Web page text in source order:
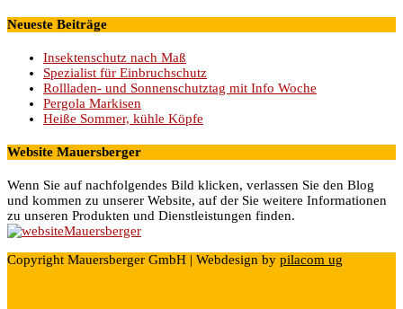
Neueste Beiträge
Insektenschutz nach Maß
Spezialist für Einbruchschutz
Rollladen- und Sonnenschutztag mit Info Woche
Pergola Markisen
Heiße Sommer, kühle Köpfe
Website Mauersberger
Wenn Sie auf nachfolgendes Bild klicken, verlassen Sie den Blog
und kommen zu unserer Website, auf der Sie weitere Informationen
zu unseren Produkten und Dienstleistungen finden.
Copyright Mauersberger GmbH | Webdesign by pilacom ug